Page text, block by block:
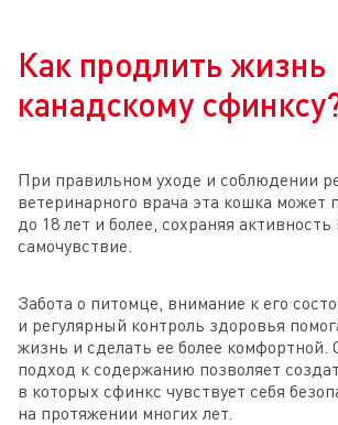
Как продлить жизнь
канадскому
При правильном уходе и соблюдении
ветеринарного врача эта кошка может
до 18 лет и более, сохраняя
самочувствие.
Забота о питомце, внимание к его
и регулярный контроль здоровья
жизнь и сделать ее более комфортной.
подход к содержанию позволяет
в которых сфинкс чувствует себя
на протяжении многих лет.